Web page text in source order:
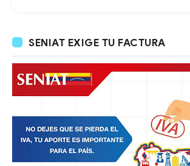
SENIAT EXIGE TU FACTURA